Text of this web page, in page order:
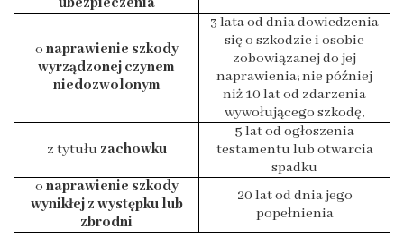
o naprawienie szkody
wyrządzonej czynem
niedozwolonym
3 lata od dnia dowiedzenia
się o szkodzie i osobie
zobowiązanej do jej
naprawienia; nie później
niż 10 lat od zdarzenia
wywołującego szkodę,
z tytułu zachowku
5 lat od ogłoszenia
testamentu lub otwarcia
spadku
o naprawienie szkody
wynikłej z występku lub
zbrodni
20 lat od dnia jego
popełnienia